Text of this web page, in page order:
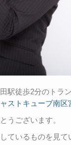
駅徒歩2分のトラ
ストキューブ南区
うございます。
ているものを見て